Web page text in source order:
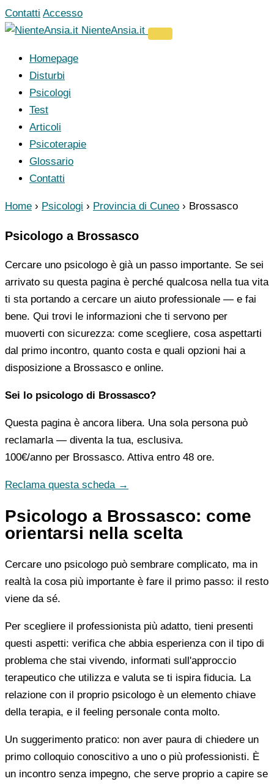
Vai
al
Contatti Accesso
NienteAnsia.it
Homepage
Disturbi
Psicologi
Test
Articoli
Psicoterapie
Glossario
Contatti
Home › Psicologi › Provincia di Cuneo › Brossasco
Psicologo a Brossasco
Cercare uno psicologo è già un passo importante. Se sei
arrivato su questa pagina è perché qualcosa nella tua vita
ti sta portando a cercare un aiuto professionale — e fai
bene. Qui trovi le informazioni che ti servono per
muoverti con sicurezza: come scegliere, cosa aspettarti
dal primo incontro, quanto costa e quali opzioni hai a
disposizione a Brossasco e online.
Sei lo psicologo di Brossasco?
Questa pagina è ancora libera. Una sola persona può
reclamarla — diventa la tua, esclusiva.
100€/anno per Brossasco. Attiva entro 48 ore.
Reclama questa scheda →
Psicologo a Brossasco: come
orientarsi nella scelta
Cercare uno psicologo può sembrare complicato, ma in
realtà la cosa più importante è fare il primo passo: il resto
viene da sé.
Per scegliere il professionista più adatto, tieni presenti
questi aspetti: verifica che abbia esperienza con il tipo di
problema che stai vivendo, informati sull'approccio
terapeutico che utilizza e valuta se ti ispira fiducia. La
relazione con il proprio psicologo è un elemento chiave
della terapia, e il feeling personale conta molto.
Un suggerimento pratico: non aver paura di chiedere un
primo colloquio conoscitivo a uno o più professionisti. È
un incontro senza impegno, che serve proprio a capire se